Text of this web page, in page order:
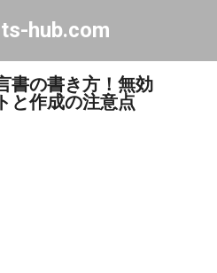
main content
hub.com
書の書き方！無効
と作成の注意点